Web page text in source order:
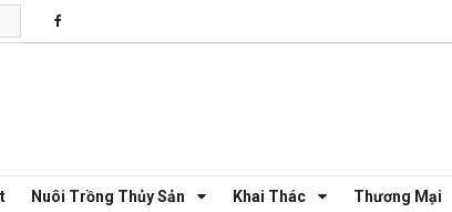
Nuôi Trồng Thủy Sản Khai Thác Thương Mại